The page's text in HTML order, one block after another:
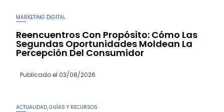
MARKETING DIGITAL
Reencuentros Con Propósito: Cómo Las
Segundas Oportunidades Moldean La
Percepción Del Consumidor
Publicado el 03/08/2026
ACTUALIDAD ,GUÍAS Y RECURSOS